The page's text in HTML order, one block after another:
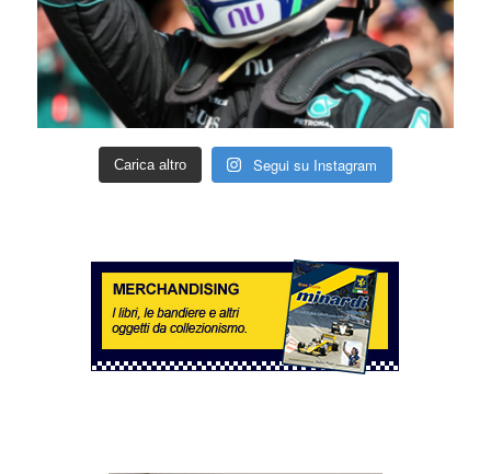
Carica altro Segui su Instagram